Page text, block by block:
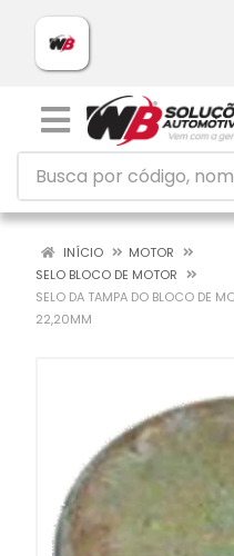
INÍCIO
MOTOR
SELO BLOCO DE MOTOR
SELO DA TAMPA DO BLOCO DE
22,20MM